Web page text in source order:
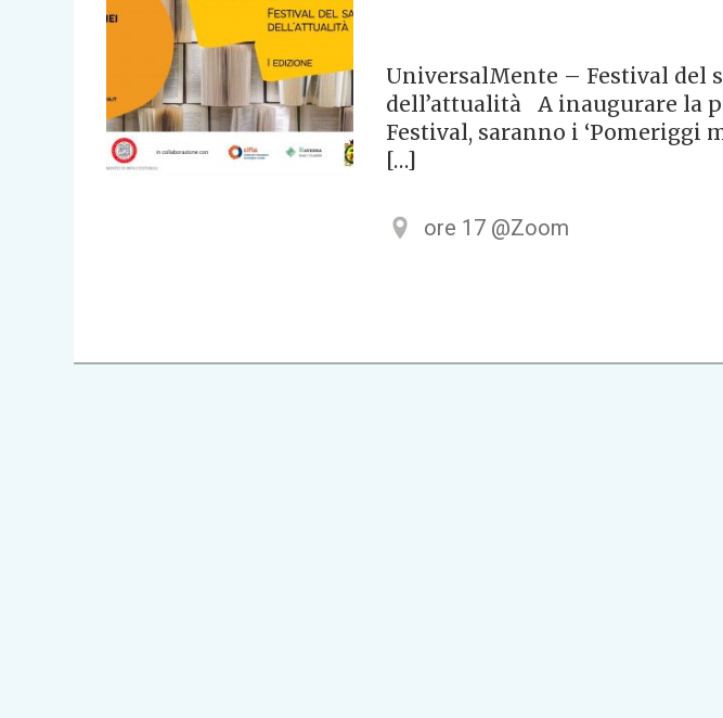
UniversalMente – Festival del
dell’attualità A inaugurare la
Festival, saranno i ‘Pomeriggi
[…]
ore 17 @Zoom